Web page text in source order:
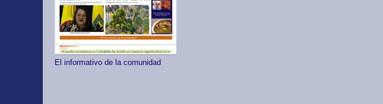
El informativo de la comunidad